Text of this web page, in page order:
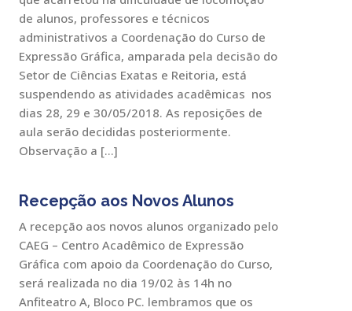
de alunos, professores e técnicos
administrativos a Coordenação do Curso de
Expressão Gráfica, amparada pela decisão do
Setor de Ciências Exatas e Reitoria, está
suspendendo as atividades acadêmicas nos
dias 28, 29 e 30/05/2018. As reposições de
aula serão decididas posteriormente.
Observação a […]
Recepção aos Novos Alunos
A recepção aos novos alunos organizado pelo
CAEG – Centro Acadêmico de Expressão
Gráfica com apoio da Coordenação do Curso,
será realizada no dia 19/02 às 14h no
Anfiteatro A, Bloco PC. lembramos que os